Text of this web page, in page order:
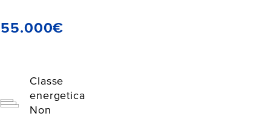
55.000€
Classe
energetica
Non